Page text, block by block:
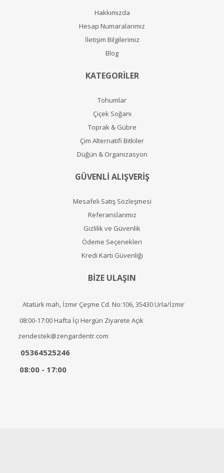
Hakkımızda
Hesap Numaralarımız
İletişim Bilgilerimiz
Blog
KATEGORİLER
Tohumlar
Çiçek Soğanı
Toprak & Gübre
Çim Alternatifi Bitkiler
Düğün & Organizasyon
GÜVENLİ ALIŞVERİŞ
Mesafeli Satış Sözleşmesi
Referanslarımız
Gizlilik ve Güvenlik
Ödeme Seçenekleri
Kredi Kartı Güvenliği
BİZE ULAŞIN
Atatürk mah, İzmir Çeşme Cd. No:106, 35430 Urla/İzmir
08:00-17:00 Hafta İçi Hergün Ziyarete Açık
zendestek@zengardentr.com
05364525246
08:00 - 17:00